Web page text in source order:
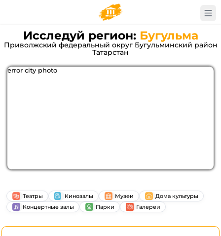
Исследуй регион: Бугульма
Приволжский федеральный округ Бугульминский район
Татарстан
error city photo
Театры Кинозалы Музеи
Дома культуры
Концертные залы
Парки Галереи